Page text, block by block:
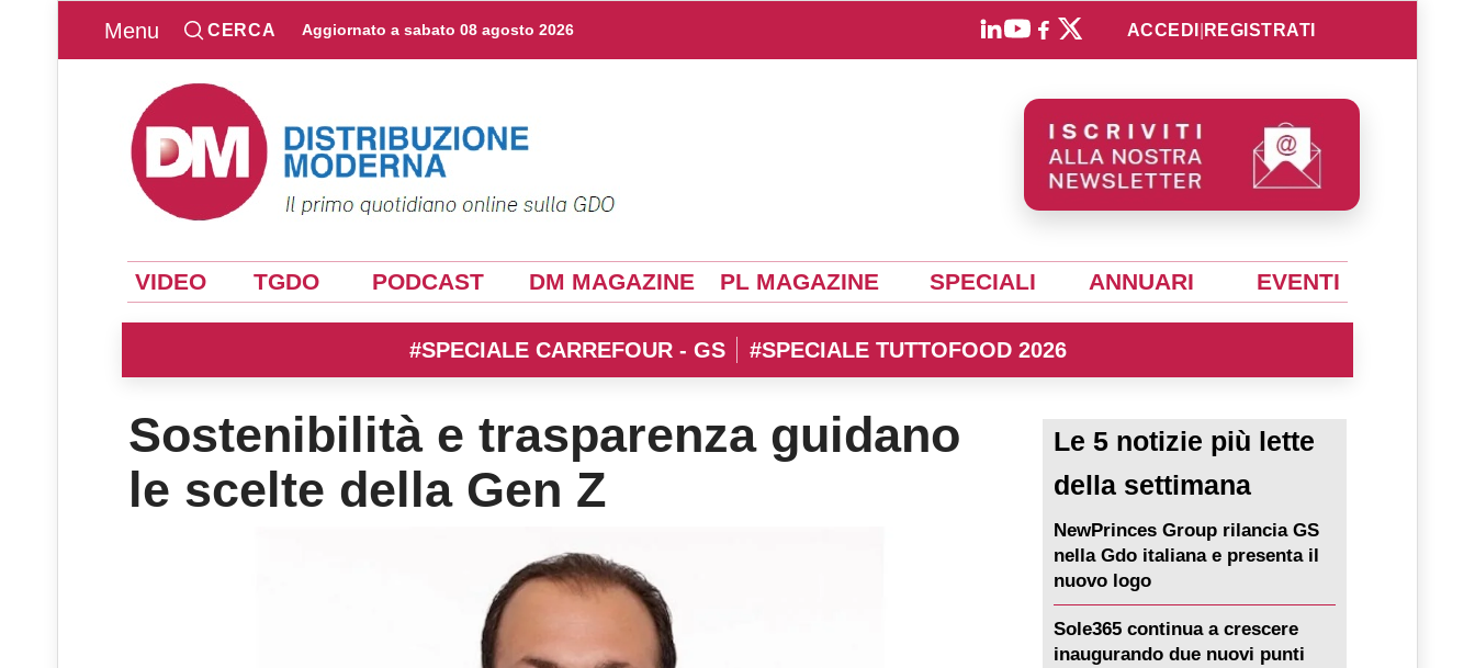
Menu CERCA Aggiornato a sabato 08 agosto 2026 ACCEDI REGISTRATI
VIDEO TGDO PODCAST DM MAGAZINE PL MAGAZINE SPECIALI ANNUARI EVENTI
#SPECIALE CARREFOUR - GS #SPECIALE TUTTOFOOD 2026
Sostenibilità e trasparenza guidano
le scelte della Gen Z
Le 5 notizie più lette
della settimana
NewPrinces Group rilancia GS
nella Gdo italiana e presenta il
nuovo logo
Sole365 continua a crescere
inaugurando due nuovi punti